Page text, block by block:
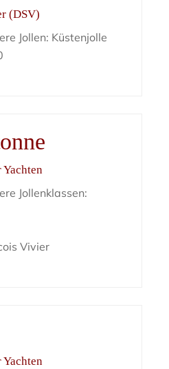
(DSV)
Jollen: Küstenjolle
Yachten
Jollenklassen:
Vivier
Yachten